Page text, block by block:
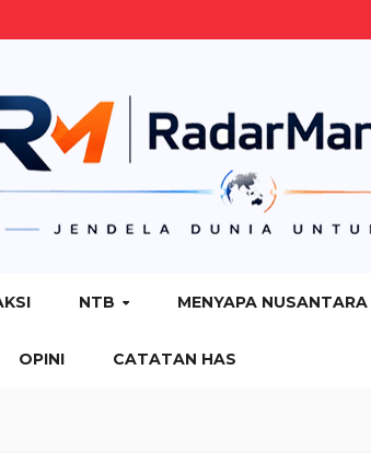
NTB MENYAPA NUSANTARA
OPINI CATATAN HAS